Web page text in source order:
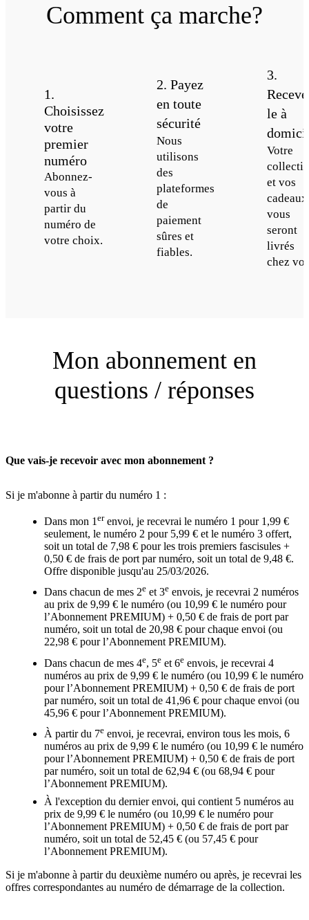
Comment ça marche?
1.
Choisissez
votre
premier
numéro
Abonnez-
vous à
partir du
numéro de
votre choix.
2. Payez
en toute
sécurité
Nous
utilisons
des
plateformes
de
paiement
sûres et
fiables.
3.
le à
Votre
et vos
cadeaux
vous
seront
livrés
chez
Mon abonnement en
questions / réponses
Que vais-je recevoir avec mon abonnement ?
Si je m'abonne à partir du numéro 1 :
Dans mon 1 erenvoi, je recevrai le numéro 1 pour 1,99 €
seulement, le numéro 2 pour 5,99 € et le numéro 3 offert,
soit un total de 7,98 € pour les trois premiers fascisules +
0,50 € de frais de port par numéro, soit un total de 9,48 €.
Offre disponible jusqu'au 25/03/2026.
Dans chacun de mes 2e et 3e envois, je recevrai 2 numéros
au prix de 9,99 € le numéro (ou 10,99 € le numéro pour
l’Abonnement PREMIUM) + 0,50 € de frais de port par
numéro, soit un total de 20,98 € pour chaque envoi (ou
22,98 € pour l’Abonnement PREMIUM).
Dans chacun de mes 4e, 5e et 6e envois, je recevrai 4
numéros au prix de 9,99 € le numéro (ou 10,99 € le numéro
pour l’Abonnement PREMIUM) + 0,50 € de frais de port
par numéro, soit un total de 41,96 € pour chaque envoi (ou
45,96 € pour l’Abonnement PREMIUM).
À partir du 7e envoi, je recevrai, environ tous les mois, 6
numéros au prix de 9,99 € le numéro (ou 10,99 € le numéro
pour l’Abonnement PREMIUM) + 0,50 € de frais de port
par numéro, soit un total de 62,94 € (ou 68,94 € pour
l’Abonnement PREMIUM).
À l'exception du dernier envoi, qui contient 5 numéros au
prix de 9,99 € le numéro (ou 10,99 € le numéro pour
l’Abonnement PREMIUM) + 0,50 € de frais de port par
numéro, soit un total de 52,45 € (ou 57,45 € pour
l’Abonnement PREMIUM).
Si je m'abonne à partir du deuxième numéro ou après, je recevrai les
offres correspondantes au numéro de démarrage de la collection.